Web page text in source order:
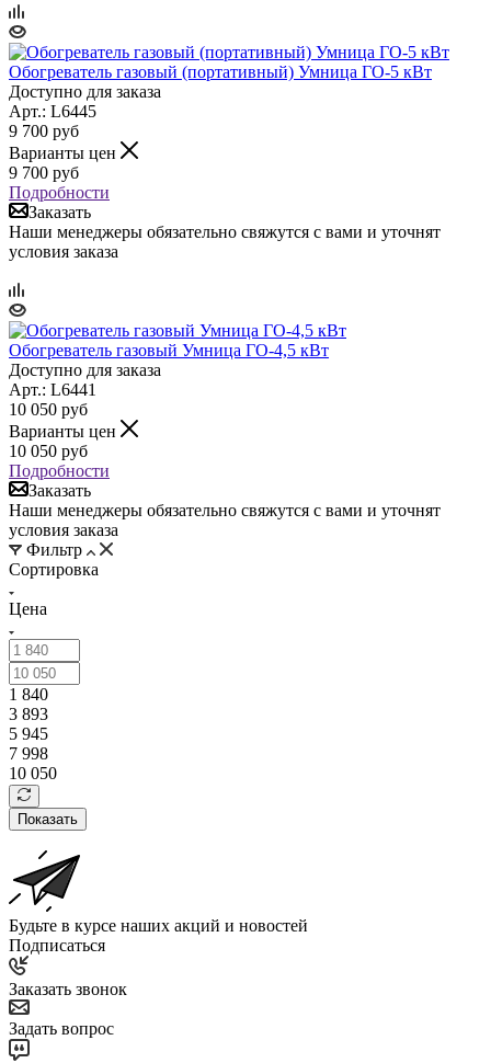
Обогреватель газовый (портативный) Умница ГО-5 кВт
Доступно для заказа
Арт.: L6445
9 700 руб
Варианты цен
9 700 руб
Подробности
Заказать
Наши менеджеры обязательно свяжутся с вами и уточнят
условия заказа
Обогреватель газовый Умница ГО-4,5 кВт
Доступно для заказа
Арт.: L6441
10 050 руб
Варианты цен
10 050 руб
Подробности
Заказать
Наши менеджеры обязательно свяжутся с вами и уточнят
условия заказа
Фильтр
Сортировка
Цена
1 840
3 893
5 945
7 998
10 050
Показать
Будьте в курсе наших акций и новостей
Подписаться
Заказать звонок
Задать вопрос